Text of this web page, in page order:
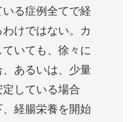
る症例全てで経
けではない。カ
いても、徐々に
あるいは、少量
している場合
経腸栄養を開始